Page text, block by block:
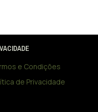
e Condições
de Privacidade